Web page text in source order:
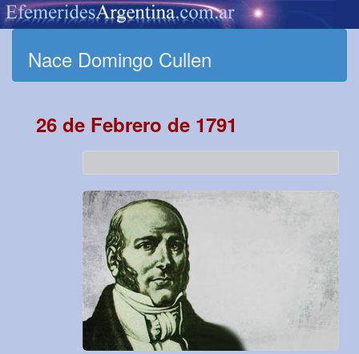
Nace Domingo Cullen
26 de Febrero de 1791